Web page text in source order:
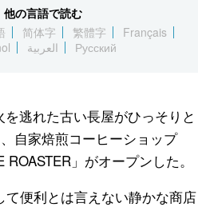
公式SNS
他の言語で読む
简体字 繁體字
Français
العربية Русский
逃れた古い長屋がひっそりと
自家焙煎コーヒーショップ
ROASTER」がオープンした。
便利とは言えない静かな商店